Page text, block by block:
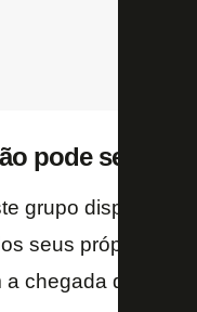
pode se
grupo disposto a
seus próprios
chegada do